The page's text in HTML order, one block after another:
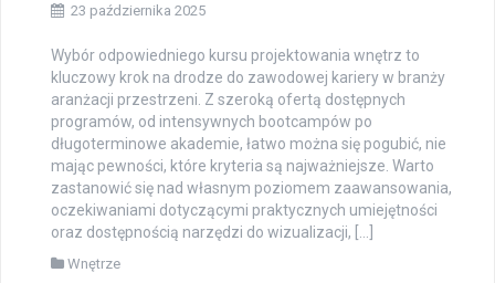
23 października 2025
Wybór odpowiedniego kursu projektowania wnętrz to
kluczowy krok na drodze do zawodowej kariery w branży
aranżacji przestrzeni. Z szeroką ofertą dostępnych
programów, od intensywnych bootcampów po
długoterminowe akademie, łatwo można się pogubić, nie
mając pewności, które kryteria są najważniejsze. Warto
zastanowić się nad własnym poziomem zaawansowania,
oczekiwaniami dotyczącymi praktycznych umiejętności
oraz dostępnością narzędzi do wizualizacji, […]
Wnętrze